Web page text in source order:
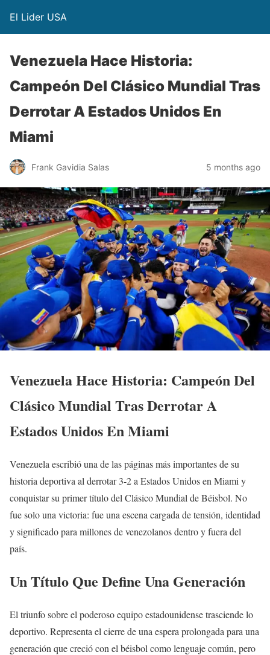
El Lider USA
Venezuela Hace Historia:
Campeón Del Clásico Mundial Tras
Derrotar A Estados Unidos En
Miami
Frank Gavidia Salas 5 months ago
Venezuela Hace Historia: Campeón Del
Clásico Mundial Tras Derrotar A
Estados Unidos En Miami
Venezuela escribió una de las páginas más importantes de su
historia deportiva al derrotar 3-2 a Estados Unidos en Miami y
conquistar su primer título del Clásico Mundial de Béisbol. No
fue solo una victoria: fue una escena cargada de tensión, identidad
y significado para millones de venezolanos dentro y fuera del
país.
Un Título Que Define Una Generación
El triunfo sobre el poderoso equipo estadounidense trasciende lo
deportivo. Representa el cierre de una espera prolongada para una
generación que creció con el béisbol como lenguaje común, pero